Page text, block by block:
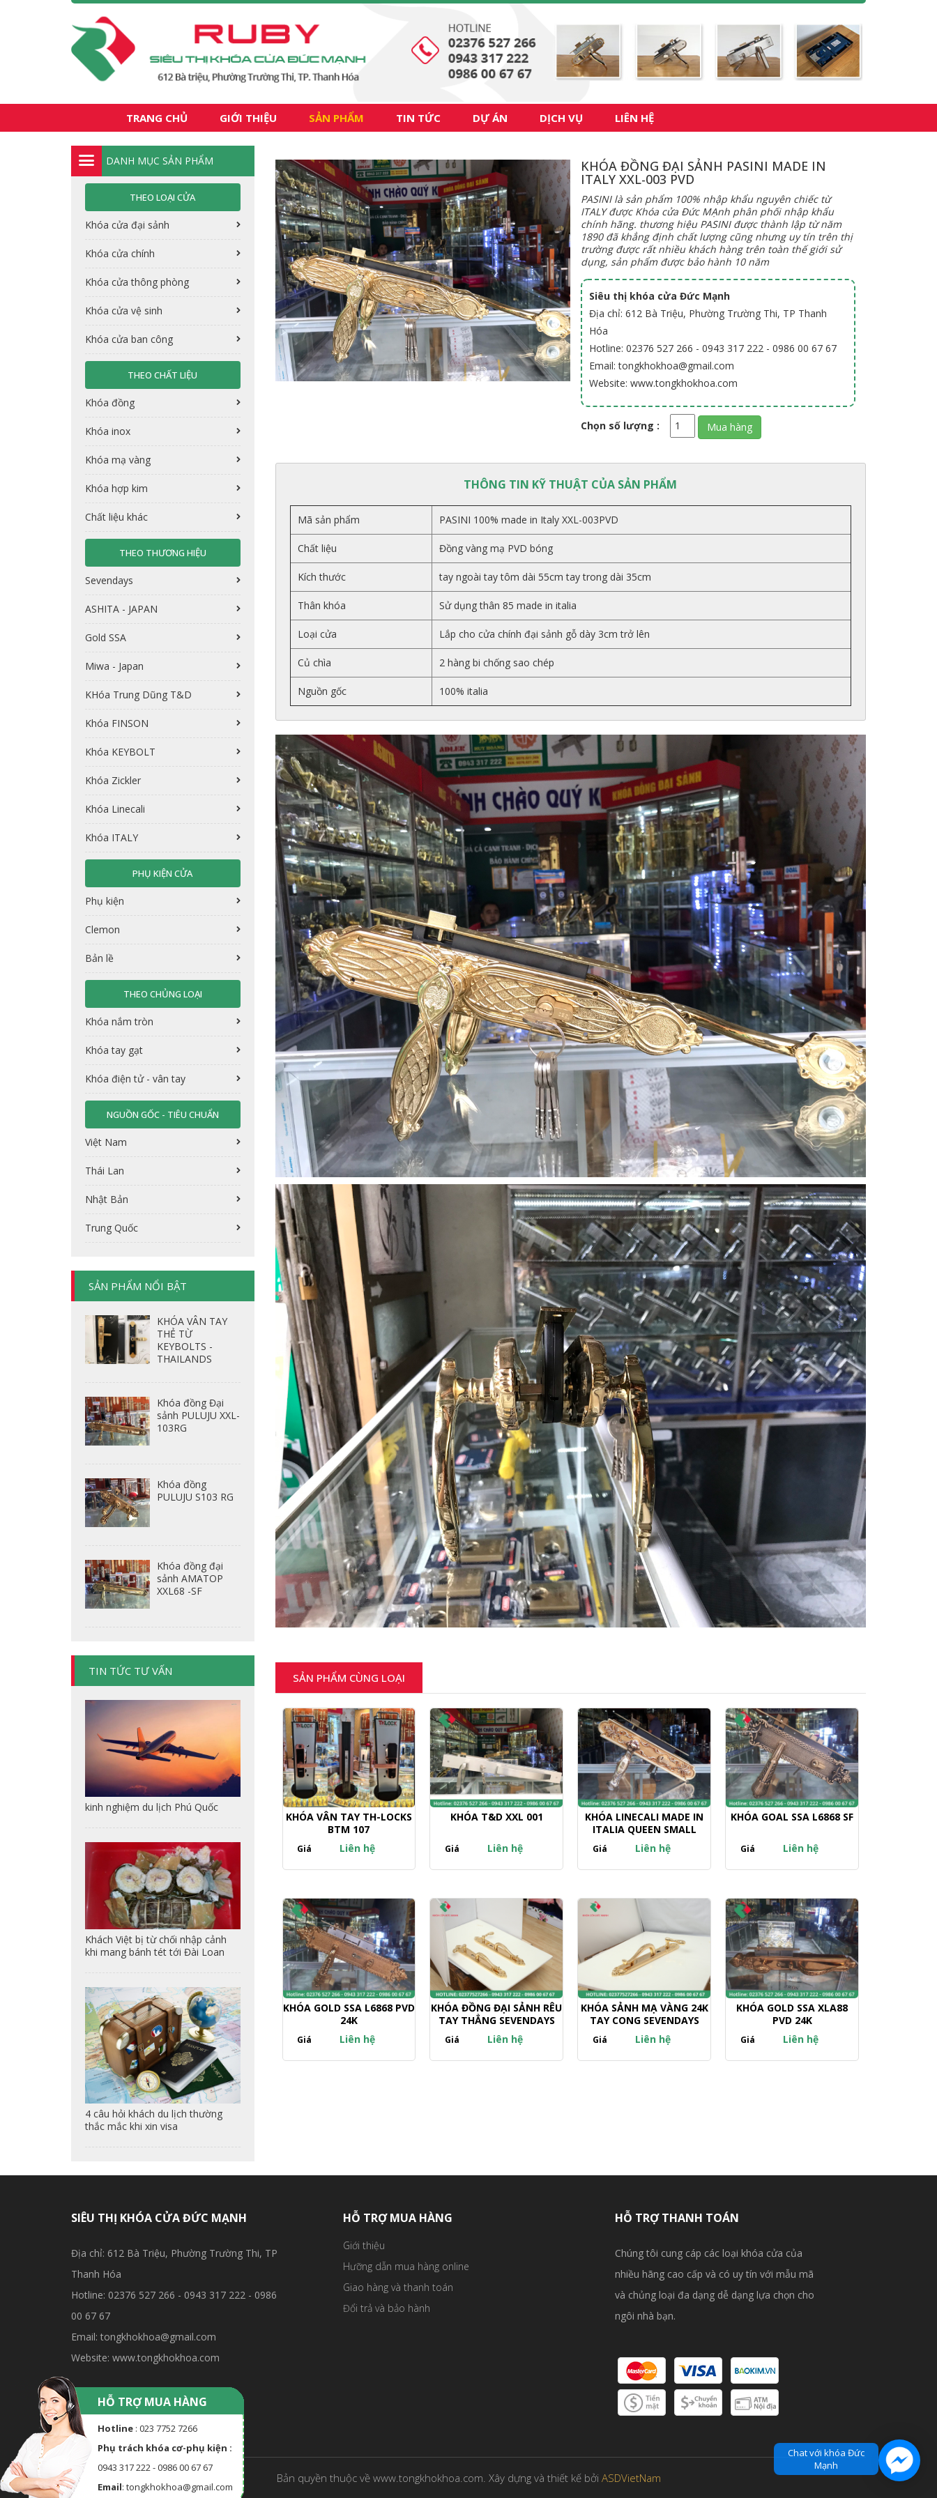
TRANG CHỦ GIỚI THIỆU SẢN PHẨM TIN TỨC DỰ ÁN DỊCH VỤ LIÊN HỆ
DANH MỤC SẢN PHẨM
THEO LOẠI CỬA
Khóa cửa đại sảnh
Khóa cửa chính
Khóa cửa thông phòng
Khóa cửa vệ sinh
Khóa cửa ban công
THEO CHẤT LIỆU
Khóa đồng
Khóa inox
Khóa mạ vàng
Khóa hợp kim
Chất liệu khác
THEO THƯƠNG HIỆU
Sevendays
ASHITA - JAPAN
Gold SSA
Miwa - Japan
KHóa Trung Dũng T&D
Khóa FINSON
Khóa KEYBOLT
Khóa Zickler
Khóa Linecali
Khóa ITALY
PHỤ KIỆN CỬA
Phụ kiện
Clemon
Bản lề
THEO CHỦNG LOẠI
Khóa nắm tròn
Khóa tay gạt
Khóa điện tử - vân tay
NGUỒN GỐC - TIÊU CHUẨN
Việt Nam
Thái Lan
Nhật Bản
Trung Quốc
SẢN PHẨM NỔI BẬT
KHÓA VÂN TAY
THẺ TỪ
KEYBOLTS -
THAILANDS
Khóa đồng Đại
sảnh PULUJU XXL-
103RG
Khóa đồng
PULUJU S103 RG
Khóa đồng đại
sảnh AMATOP
XXL68 -SF
TIN TỨC TƯ VẤN
kinh nghiệm du lịch Phú Quốc
Khách Việt bị từ chối nhập cảnh
khi mang bánh tét tới Đài Loan
4 câu hỏi khách du lịch thường
thắc mắc khi xin visa
KHÓA ĐỒNG ĐẠI SẢNH PASINI MADE IN
ITALY XXL-003 PVD
PASINI là sản phẩm 100% nhập khẩu nguyên chiếc từ
ITALY được Khóa cửa Đức MẠnh phân phối nhập khẩu
chính hãng. thương hiệu PASINI được thành lập từ năm
1890 đã khẳng định chất lượng cũng nhưng uy tín trên thị
trường được rất nhiều khách hàng trên toàn thế giới sử
dụng, sản phẩm được bảo hành 10 năm
Siêu thị khóa cửa Đức Mạnh
Địa chỉ: 612 Bà Triệu, Phường Trường Thi, TP Thanh
Hóa
Hotline: 02376 527 266 - 0943 317 222 - 0986 00 67 67
Email: tongkhokhoa@gmail.com
Website: www.tongkhokhoa.com
Chọn số lượng :
THÔNG TIN KỸ THUẬT CỦA SẢN PHẨM
Mã sản phẩm PASINI 100% made in Italy XXL-003PVD
Chất liệu Đồng vàng mạ PVD bóng
Kích thước tay ngoài tay tôm dài 55cm tay trong dài 35cm
Thân khóa Sử dụng thân 85 made in italia
Loại cửa Lắp cho cửa chính đại sảnh gỗ dày 3cm trở lên
Củ chìa 2 hàng bi chống sao chép
Nguồn gốc 100% italia
SẢN PHẨM CÙNG LOẠI
KHÓA VÂN TAY TH-LOCKS
BTM 107
Giá Liên hệ
KHÓA T&D XXL 001
Giá Liên hệ
KHÓA LINECALI MADE IN
ITALIA QUEEN SMALL
Giá Liên hệ
KHÓA GOAL SSA L6868 SF
Giá Liên hệ
KHÓA GOLD SSA L6868 PVD
24K
Giá Liên hệ
KHÓA ĐỒNG ĐẠI SẢNH RÊU
TAY THẲNG SEVENDAYS
Giá Liên hệ
KHÓA SẢNH MẠ VÀNG 24K
TAY CONG SEVENDAYS
Giá Liên hệ
KHÓA GOLD SSA XLA88
PVD 24K
Giá Liên hệ
SIÊU THỊ KHÓA CỬA ĐỨC MẠNH
Địa chỉ: 612 Bà Triệu, Phường Trường Thi, TP
Thanh Hóa
Hotline: 02376 527 266 - 0943 317 222 - 0986
00 67 67
Email: tongkhokhoa@gmail.com
Website: www.tongkhokhoa.com
HỖ TRỢ MUA HÀNG
Giới thiệu
Hưỡng dẫn mua hàng online
Giao hàng và thanh toán
Đổi trả và bảo hành
HỖ TRỢ THANH TOÁN
Chúng tôi cung cáp các loại khóa cửa của
nhiều hãng cao cấp và có uy tín với mẫu mã
và chủng loại đa dạng dễ dạng lựa chọn cho
ngôi nhà bạn.
Bản quyền thuộc về www.tongkhokhoa.com. Xây dựng và thiết kế bởi ASDVietNam
HỖ TRỢ MUA HÀNG
Hotline : 023 7752 7266
Phụ trách khóa cơ-phụ kiện :
0943 317 222 - 0986 00 67 67
Email: tongkhokhoa@gmail.com
Chat với khóa Đức
Mạnh